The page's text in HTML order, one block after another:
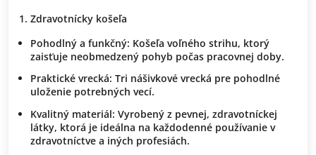
Zdravotnícky košeľa
Pohodlný a funkčný: Košeľa voľného strihu, ktorý
zaisťuje neobmedzený pohyb počas pracovnej doby.
Praktické vrecká: Tri nášivkové vrecká pre pohodlné
uloženie potrebných vecí.
Kvalitný materiál: Vyrobený z pevnej, zdravotníckej
látky, ktorá je ideálna na každodenné používanie v
zdravotníctve a iných profesiách.